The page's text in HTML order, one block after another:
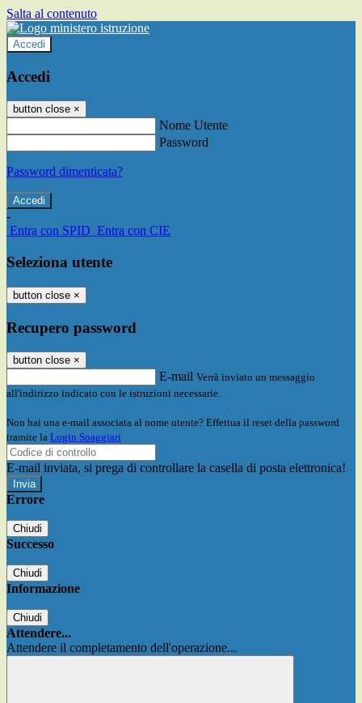
Salta al contenuto
Accedi
Accedi
button close ×
Nome Utente
Password
Password dimenticata?
-
Entra con SPID Entra con CIE
Seleziona utente
button close ×
Recupero password
button close ×
E-mail Verrà inviato un messaggio
all'indirizzo indicato con le istruzioni necessarie.
Non hai una e-mail associata al nome utente? Effettua il reset della password
tramite la Login Spaggiari
E-mail inviata, si prega di controllare la casella di posta elettronica!
Errore
Chiudi
Successo
Chiudi
Informazione
Chiudi
Attendere...
Attendere il completamento dell'operazione...